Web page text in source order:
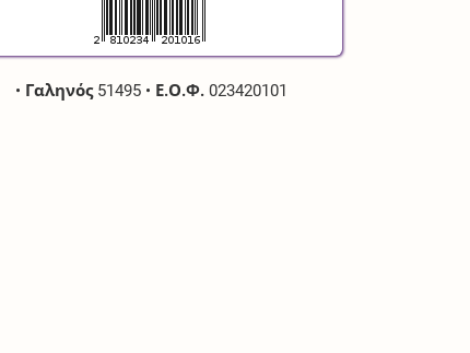
• Γαληνός51495 • Ε.Ο.Φ.023420101